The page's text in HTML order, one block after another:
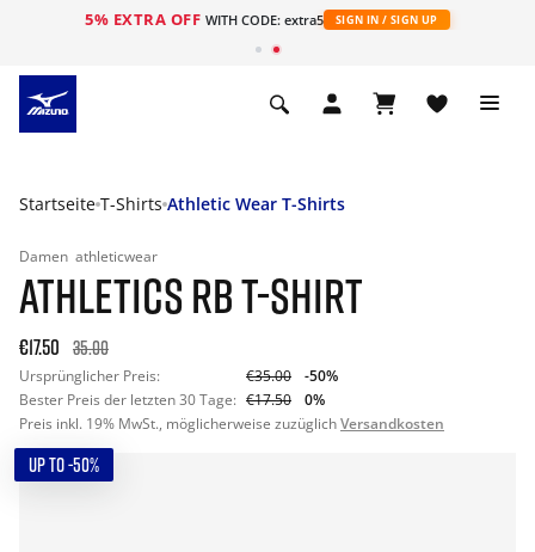
5% EXTRA OFF WITH CODE: extra5 SIGN IN / SIGN UP
Startseite T-Shirts Athletic Wear T-Shirts
Damen athleticwear
ATHLETICS RB T-SHIRT
€17.50 35.00
Ursprünglicher Preis: €35.00
-50%
Bester Preis der letzten 30 Tage: €17.50
0%
Preis inkl. 19% MwSt., möglicherweise zuzüglichVersandkosten
UP TO -50%